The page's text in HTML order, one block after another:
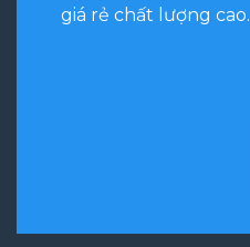
giá rẻ chất lượng cao.